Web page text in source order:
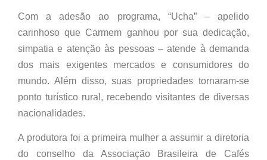
Com a adesão ao programa, “Ucha” – apelido
carinhoso que Carmem ganhou por sua dedicação,
simpatia e atenção às pessoas – atende à demanda
dos mais exigentes mercados e consumidores do
mundo. Além disso, suas propriedades tornaram-se
ponto turístico rural, recebendo visitantes de diversas
nacionalidades.
A produtora foi a primeira mulher a assumir a diretoria
do conselho da Associação Brasileira de Cafés